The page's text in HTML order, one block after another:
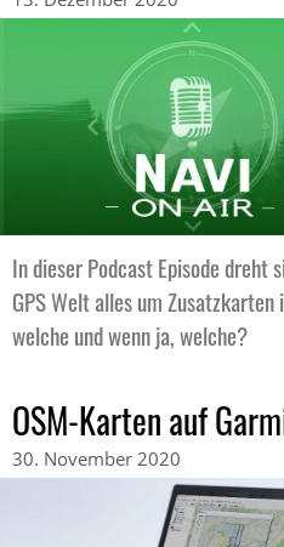
In dieser Podcast Episode dreht
GPS Welt alles um
welche und wenn ja, welche?
OSM-Karten auf
30. November 2020